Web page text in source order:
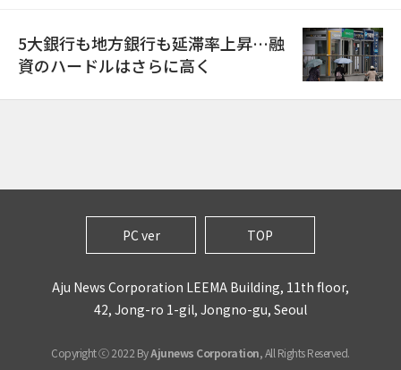
5大銀行も地方銀行も延滞率上昇…融
資のハードルはさらに高く
PC ver TOP
Aju News Corporation LEEMA Building, 11th floor,
42, Jong-ro 1-gil, Jongno-gu, Seoul
Copyright ⓒ 2022 ByAjunews Corporation, All Rights Reserved.